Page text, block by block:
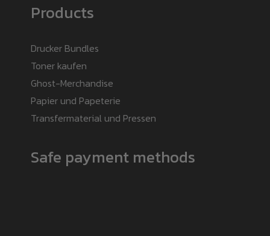
Products
Drucker Bundles
Toner kaufen
Ghost-Merchandise
Papier und Papeterie
Transfermaterial und Pressen
Safe payment methods